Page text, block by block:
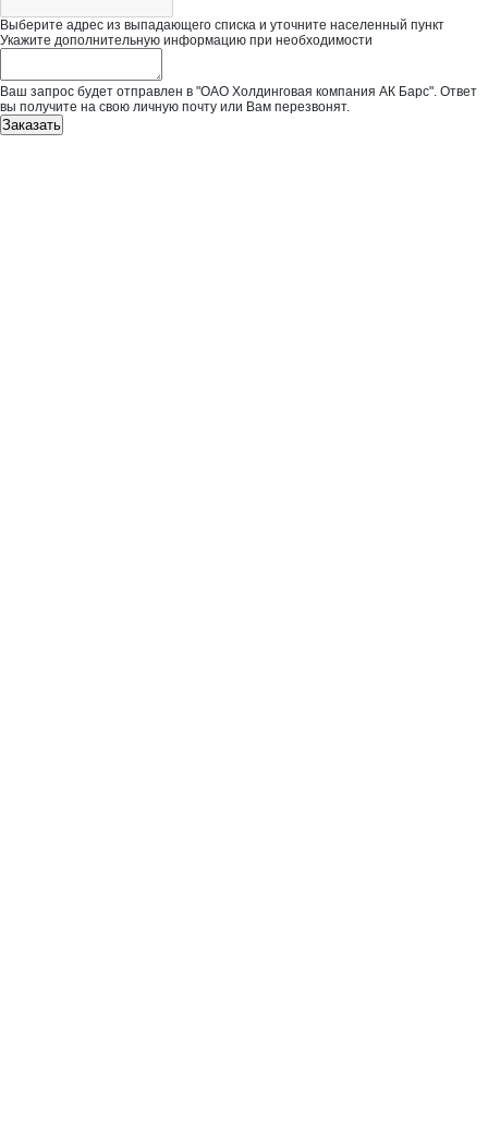
Выберите адрес из выпадающего списка и уточните населенный пункт
Укажите дополнительную информацию при необходимости
Ваш запрос будет отправлен в "ОАО Холдинговая компания АК Барс". Ответ
вы получите на свою личную почту или Вам перезвонят.
Заказать